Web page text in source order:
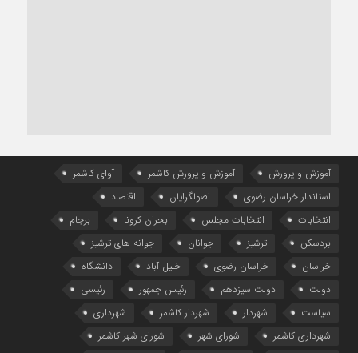
آموزش و پرورش آموزش و پرورش کاشمر
آوای کاشمر
استاندار خراسان رضوی
اصولگرایان
اقتصاد
انتخابات
انتخابات مجلس بحران کرونا
برجام
بردسکن
ترشیز جوانان
جوانه های ترشیز
خراسان
خراسان رضوی خلیل آباد
دانشگاه
دولت
دولت سیزدهم رئیس جمهور
رئیسی
سیاست
شهردار شهردار کاشمر
شهرداری
شهرداری کاشمر
شورای شهر
شورای شهر کاشمر